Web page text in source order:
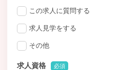
この求人に質問する
求人見学をする
その他
求人資格 必須